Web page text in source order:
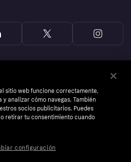
sitio web funcione correctamente,
analizar cómo navegas. También
socios publicitarios. Puedes
retirar tu consentimiento cuando
configuración